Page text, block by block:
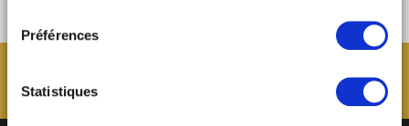
paramétrer vos choix en fonction de la finalité des
autoriser ma sélection ». Vous pouvez retirer votre
consentement à tout moment via notre outil de
Préférences
Statistiques